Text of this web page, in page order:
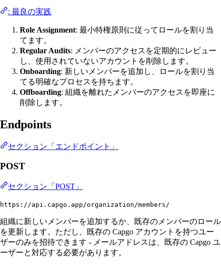
: 最良の実践
Role Assignment: 最小特権原則に従ってロールを割り当
てます。
Regular Audits: メンバーのアクセスを定期的にレビュー
し、使用されていないアカウントを削除します。
Onboarding: 新しいメンバーを追加し、ロールを割り当
てる明確なプロセスを持ちます。
Offboarding: 組織を離れたメンバーのアクセスを即座に
削除します。
Endpoints
セクション「エンドポイント」
POST
セクション「POST」
https://api.capgo.app/organization/members/
組織に新しいメンバーを追加するか、既存のメンバーのロール
を更新します。ただし、既存の Capgo アカウントを持つユー
ザーのみを招待できます - メールアドレスは、既存の Capgo ユ
ーザーと対応する必要があります。